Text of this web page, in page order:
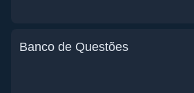
Banco de Questões